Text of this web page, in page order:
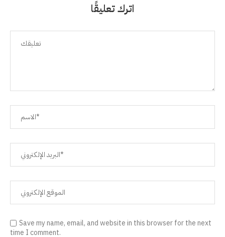
اترك تعليقًا
Save my name, email, and website in this browser for the next
time I comment.